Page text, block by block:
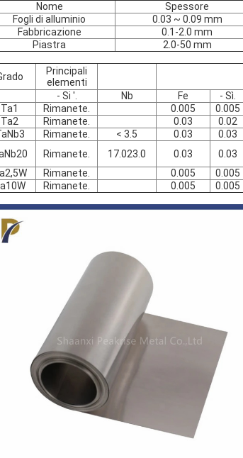
Nome Spessore
Fogli di alluminio
0.03 ~ 0.09 mm
Fabbricazione
0.1-2.0 mm
Piastra
2.0-50 mm
Principali
elementi
- Si '.
Nb Fe - Sì.
Ta1
Rimanete. 0.005 0.005
Ta2
Rimanete. 0.03 0.02
Rimanete. < 3.5 0.03 0.03
Rimanete. 17.023.0 0.03 0.03
Rimanete. 0.005 0.005
Rimanete. 0.005 0.005